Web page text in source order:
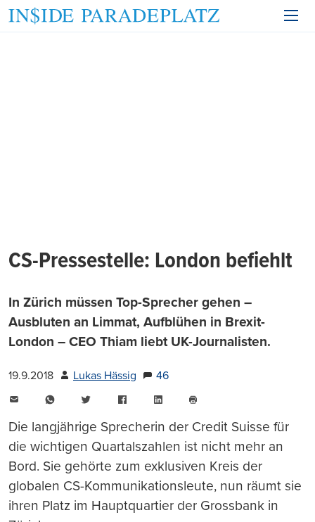
CS-Pressestelle: London befiehlt
In Zürich müssen Top-Sprecher gehen –
Ausbluten an Limmat, Aufblühen in Brexit-
London – CEO Thiam liebt UK-Journalisten.
19.9.2018 Lukas Hässig
46
WhatsAppTwitter FacebookLinkedIn
drucken
Die langjährige Sprecherin der Credit Suisse für
die wichtigen Quartalszahlen ist nicht mehr an
Bord. Sie gehörte zum exklusiven Kreis der
globalen CS-Kommunikationsleute, nun räumt sie
ihren Platz im Hauptquartier der Grossbank in